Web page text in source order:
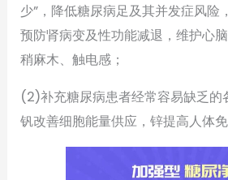
少”，降低糖尿病足及其并发症风险
预防肾病变及性功能减退，维护心
稍麻木、触电感；
(2)补充糖尿病患者经常容易缺乏的
钒改善细胞能量供应，锌提高人体